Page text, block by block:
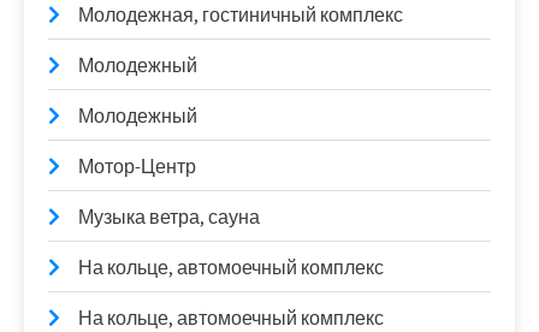
Молодежная, гостиничный комплекс
Молодежный
Молодежный
Мотор-Центр
Музыка ветра, сауна
На кольце, автомоечный комплекс
На кольце, автомоечный комплекс